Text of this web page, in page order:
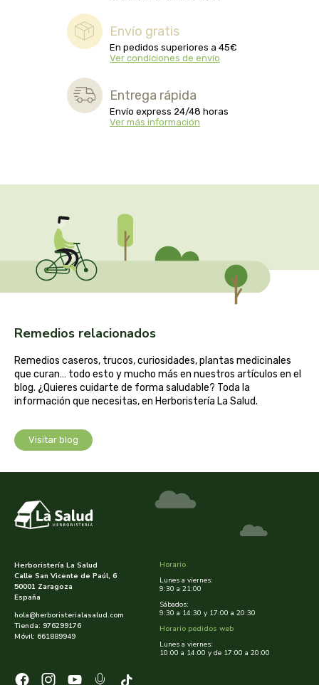
Envío gratis
En pedidos superiores a 45€
Ver condiciones de envío
Entrega rápida
Envío express 24/48 horas
Ver más información
Remedios relacionados
Remedios caseros, trucos, curiosidades, plantas medicinales
que curan… todo esto y mucho más en nuestros artículos en el
blog. ¿Quieres cuidarte de forma saludable? Toda la
información que necesitas, en Herboristería La Salud.
Visitar blog
Herboristería La Salud
Calle San Vicente de Paúl, 6
50001 Zaragoza
España
hola@herboristerialasalud.com
Tienda: 976299176
Móvil: 661889949
Horario
Lunes a viernes:
9:30 a 21:00
Sábados:
9:30 a 14:30 y 17:00 a 20:30
Horario pedidos web
Lunes a viernes:
10:00 a 14:00 y de 17:00 a 20:00
camaleon
captain kombucha
carrau y cia- sara
cavalier
cfn
como una reina
cooperativa del campo virgen de la esperanza
corpore sano
cosmo naturel
cosnature
d shila
dento produts
derbos
diego camaras- lotero